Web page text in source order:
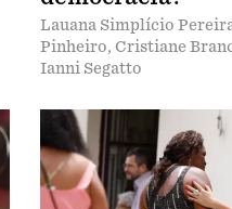
Lauana Simplício
Pinheiro, Cristiane
Ianni Segatto